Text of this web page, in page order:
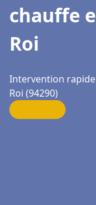
chauffe
Roi
Intervention
Roi (94290)